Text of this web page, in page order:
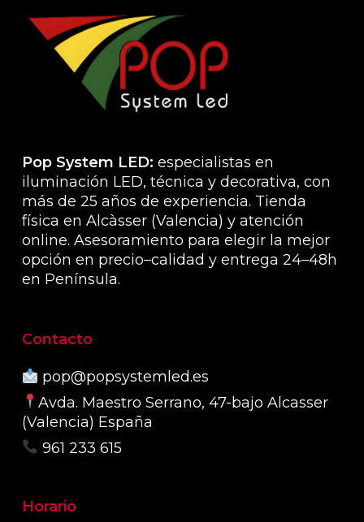
Pop System LED: especialistas en
iluminación LED, técnica y decorativa, con
más de 25 años de experiencia. Tienda
física en Alcàsser (Valencia) y atención
online. Asesoramiento para elegir la mejor
opción en precio–calidad y entrega 24–48h
en Península.
Contacto
pop@popsystemled.es
Avda. Maestro Serrano, 47-bajo Alcasser
(Valencia) España
961 233 615
Horario